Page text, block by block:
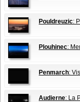
Pouldreuzic:
Plouhinec:
Penmarch:
Audierne: La